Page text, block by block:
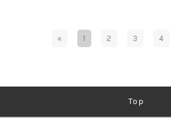
« 1 2 3 4
Top